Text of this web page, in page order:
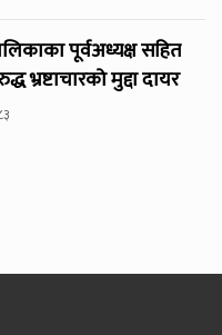
पूर्वअध्यक्ष सहित
भ्रष्टाचारको मुद्दा दायर